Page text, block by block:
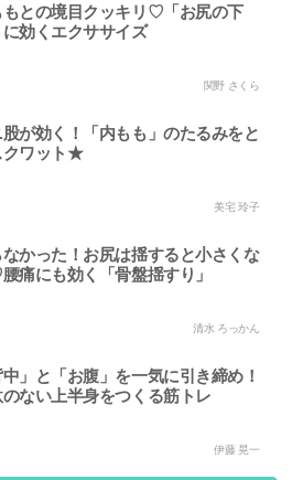
もとの境目クッキリ♡「お尻の下
効くエクササイズ
関野 さくら
股が効く！「内もも」のたるみをと
クワット★
美宅 玲子
かった！お尻は揺すると小さくな
痛にも効く「骨盤揺すり」
清水 ろっかん
中」と「お腹」を一気に引き締め！
ない上半身をつくる筋トレ
伊藤 晃一